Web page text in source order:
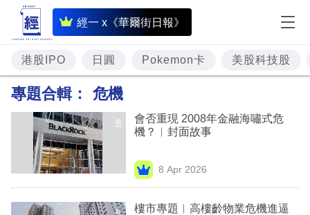
經一 x《華爾街日報》
即
時
財
經
題
投
資
樓
港股IPO 日圓 Pokemon卡 美股科技股
專題合輯： 危機
會否重現 2008年金融海嘯式危
機？︳封面故事
8 Apr 2026
樓市專題︳高樓齡物業危機進逼